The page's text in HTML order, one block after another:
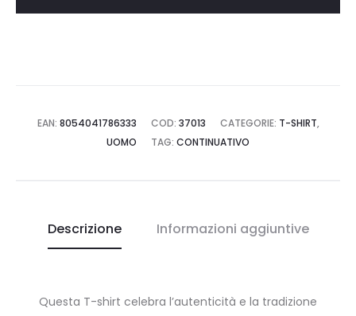
EAN: 8054041786333 COD: 37013 CATEGORIE: T-SHIRT,
UOMO
TAG: CONTINUATIVO
Descrizione Informazioni aggiuntive
Questa T-shirt celebra l’autenticità e la tradizione